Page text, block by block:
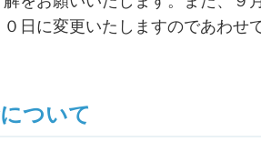
日に変更いたしますのであわせ
ついて